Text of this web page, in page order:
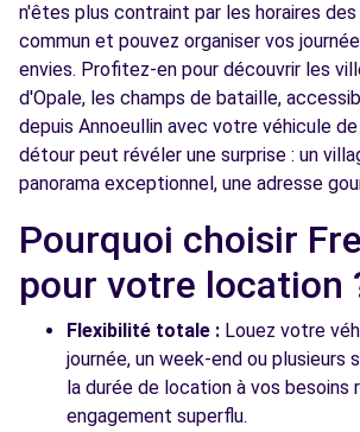
Free2move Rent - SOFIDAP LENS
SOUS LENS (P)
102 ROUTE DE LILLE
LOISON SOUS LENS, 62218
Voir l'agence
Free2Move Rent - GARAGE DU
OSTRICOURT (C)
OSTRICOURT, 59162
Voir l'agence
n'êtes plus contraint par les horaires
commun et pouvez organiser vos
envies. Profitez-en pour découvrir les
d'Opale, les champs de bataille,
depuis Annoeullin avec votre véhicule
détour peut révéler une surprise : un
panorama exceptionnel, une adresse
Pourquoi choisir
pour votre location
Flexibilité totale : Louez votre
journée, un week-end ou plusieurs
la durée de location à vos besoins
engagement superflu.